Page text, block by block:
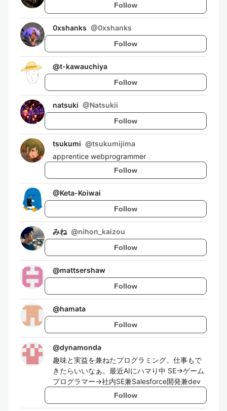
Follow
0xshanks @0xshanks
Follow
@t-kawauchiya
Follow
natsuki @Natsukii
Follow
tsukumi @tsukumijima
apprentice webprogrammer
Follow
@Keta-Koiwai
Follow
みね @nihon_kaizou
Follow
@mattsershaw
Follow
@hamata
Follow
@dynamonda
趣味と実益を兼ねたプログラミング。仕事もで
きたらいいなぁ。最近AIにハマり中 SE→ゲーム
プログラマー→社内SE兼Salesforce開発兼dev
Follow